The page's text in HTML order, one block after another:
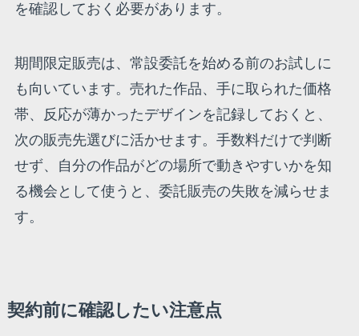
を確認しておく必要があります。
期間限定販売は、常設委託を始める前のお試しに
も向いています。売れた作品、手に取られた価格
帯、反応が薄かったデザインを記録しておくと、
次の販売先選びに活かせます。手数料だけで判断
せず、自分の作品がどの場所で動きやすいかを知
る機会として使うと、委託販売の失敗を減らせま
す。
契約前に確認したい注意点